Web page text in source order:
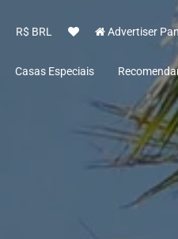
R$ BRL Advertiser
Casas Especiais